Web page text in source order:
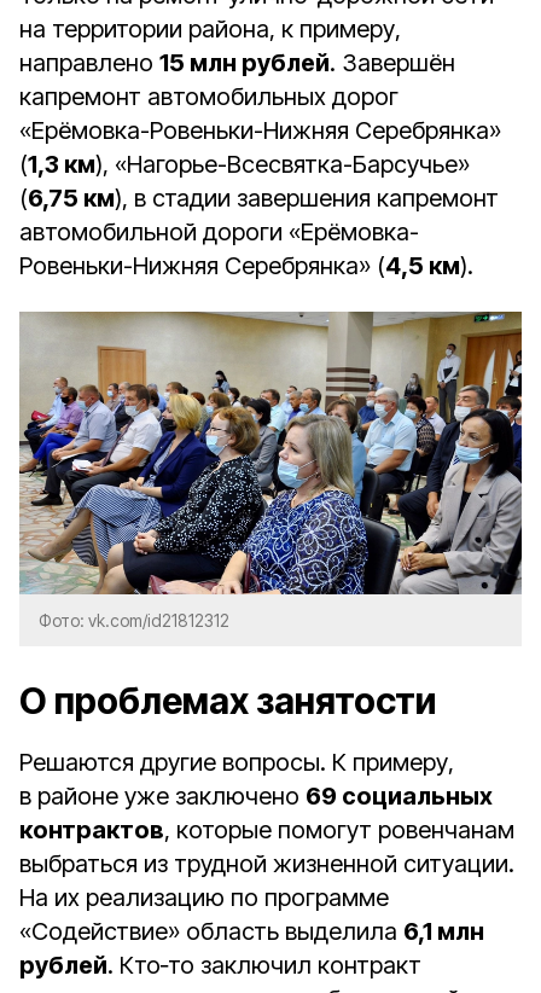
на территории района, к примеру,
направлено 15 млн рублей. Завершён
капремонт автомобильных дорог
«Ерёмовка-Ровеньки-Нижняя Серебрянка»
(1,3 км), «Нагорье-Всесвятка-Барсучье»
(6,75 км), в стадии завершения капремонт
автомобильной дороги «Ерёмовка-
Ровеньки-Нижняя Серебрянка» (4,5 км).
Фото: vk.com/id21812312
О проблемах занятости
Решаются другие вопросы. К примеру,
в районе уже заключено 69 социальных
контрактов, которые помогут ровенчанам
выбраться из трудной жизненной ситуации.
На их реализацию по программе
«Содействие» область выделила 6,1 млн
рублей. Кто‑то заключил контракт